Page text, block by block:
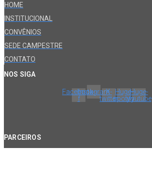
HOME
INSTITUCIONAL
CONVÊNIOS
SEDE CAMPESTRE
CONTATO
NOS SIGA
Facebook-
f
InstagramX-
twitter
Huge-
spotify
Huge-
youtube
PARCEIROS